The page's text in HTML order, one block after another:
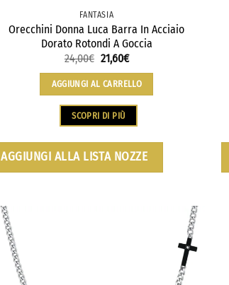
FANTASIA
Orecchini Donna Luca Barra In Acciaio
Dorato Rotondi A Goccia
24,00€ 21,60€
AGGIUNGI AL CARRELLO
SCOPRI DI PIÙ
AGGIUNGI ALLA LISTA NOZZE